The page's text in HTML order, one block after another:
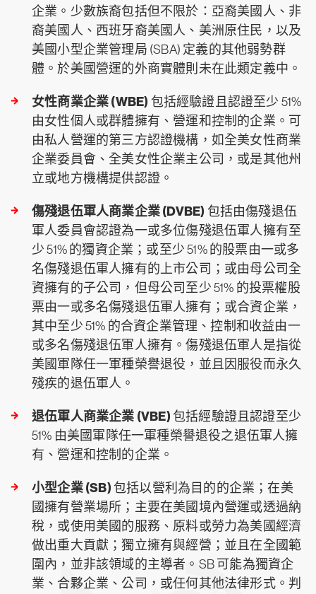
企業。少數族裔包括但不限於：亞裔美國人、非
裔美國人、西班牙裔美國人、美洲原住民，以及
美國小型企業管理局 (SBA) 定義的其他弱勢群
體。於美國營運的外商實體則未在此類定義中。
女性商業企業 (WBE) 包括經驗證且認證至少 51%
由女性個人或群體擁有、營運和控制的企業。可
由私人營運的第三方認證機構，如全美女性商業
企業委員會、全美女性企業主公司，或是其他州
立或地方機構提供認證。
傷殘退伍軍人商業企業 (DVBE) 包括由傷殘退伍
軍人委員會認證為一或多位傷殘退伍軍人擁有至
少 51% 的獨資企業；或至少 51% 的股票由一或多
名傷殘退伍軍人擁有的上市公司；或由母公司全
資擁有的子公司，但母公司至少 51% 的投票權股
票由一或多名傷殘退伍軍人擁有；或合資企業，
其中至少 51% 的合資企業管理、控制和收益由一
或多名傷殘退伍軍人擁有。傷殘退伍軍人是指從
美國軍隊任一軍種榮譽退役，並且因服役而永久
殘疾的退伍軍人。
退伍軍人商業企業 (VBE) 包括經驗證且認證至少
51% 由美國軍隊任一軍種榮譽退役之退伍軍人擁
有、營運和控制的企業。
小型企業 (SB) 包括以營利為目的的企業；在美
國擁有營業場所；主要在美國境內營運或透過納
稅，或使用美國的服務、原料或勞力為美國經濟
做出重大貢獻；獨立擁有與經營；並且在全國範
圍內，並非該領域的主導者。SB 可能為獨資企
業、合夥企業、公司，或任何其他法律形式。判